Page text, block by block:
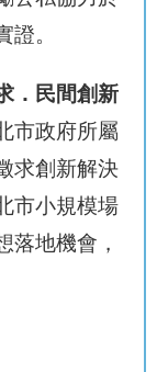
證。
．民間創新
市政府所屬
求創新解決
市小規模場
落地機會，